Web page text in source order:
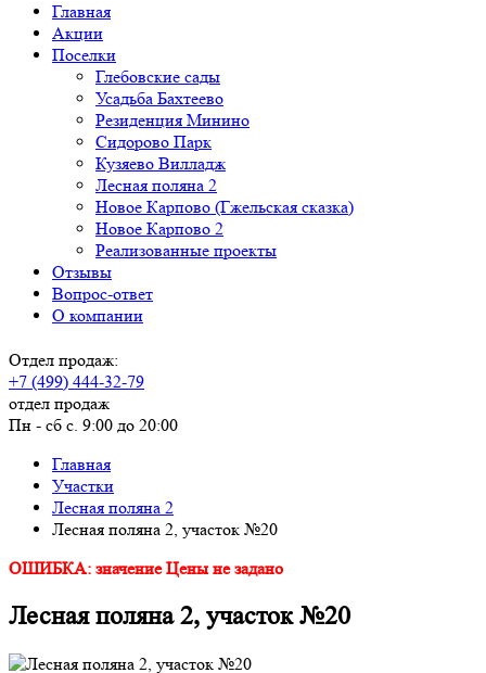
Главная
Акции
Поселки
Глебовские сады
Усадьба Бахтеево
Резиденция Минино
Сидорово Парк
Кузяево Вилладж
Лесная поляна 2
Новое Карпово (Гжельская сказка)
Новое Карпово 2
Реализованные проекты
Отзывы
Вопрос-ответ
О компании
Отдел продаж:
+7 (499) 444-32-79
отдел продаж
Пн - сб с. 9:00 до 20:00
Главная
Участки
Лесная поляна 2
Лесная поляна 2, участок №20
ОШИБКА: значение Цены не задано
Лесная поляна 2, участок №20